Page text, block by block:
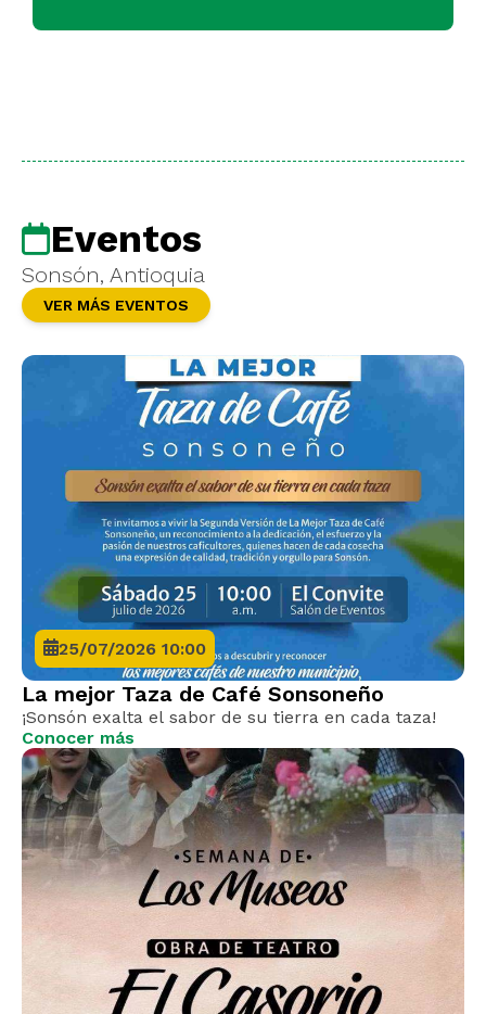
Eventos
Sonsón, Antioquia
VER MÁS EVENTOS
25/07/2026 10:00
La mejor Taza de Café Sonsoneño
¡Sonsón exalta el sabor de su tierra en cada taza!
Conocer más